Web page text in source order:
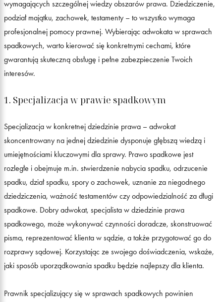
wymagających szczególnej wiedzy obszarów prawa. Dziedziczenie,
podział majątku, zachowek, testamenty – to wszystko wymaga
profesjonalnej pomocy prawnej. Wybierając adwokata w sprawach
spadkowych, warto kierować się konkretnymi cechami, które
gwarantują skuteczną obsługę i pełne zabezpieczenie Twoich
interesów.
1. Specjalizacja w prawie spadkowym
Specjalizacja w konkretnej dziedzinie prawa – adwokat
skoncentrowany na jednej dziedzinie dysponuje głębszą wiedzą i
umiejętnościami kluczowymi dla sprawy. Prawo spadkowe jest
rozległe i obejmuje m.in. stwierdzenie nabycia spadku, odrzucenie
spadku, dział spadku, spory o zachowek, uznanie za niegodnego
dziedziczenia, ważność testamentów czy odpowiedzialność za długi
spadkowe. Dobry adwokat, specjalista w dziedzinie prawa
spadkowego, może wykonywać czynności doradcze, skonstruować
pisma, reprezentować klienta w sądzie, a także przygotować go do
rozprawy sądowej. Korzystając ze swojego doświadczenia, wskaże,
jaki sposób uporządkowania spadku będzie najlepszy dla klienta.
Prawnik specjalizujący się w sprawach spadkowych powinien